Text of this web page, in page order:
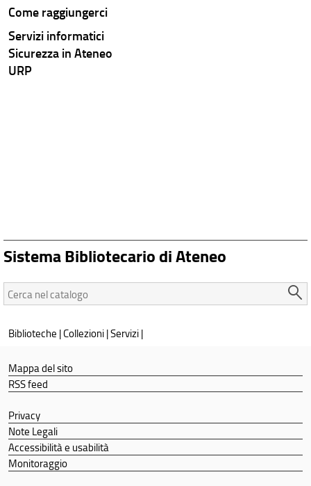
Come raggiungerci
Servizi informatici
Sicurezza in Ateneo
URP
Sistema Bibliotecario di Ateneo
Cerca
nel
Biblioteche |Collezioni|Servizi|
Mappa del sito
RSS feed
Privacy
Note Legali
Accessibilità e usabilità
Monitoraggio